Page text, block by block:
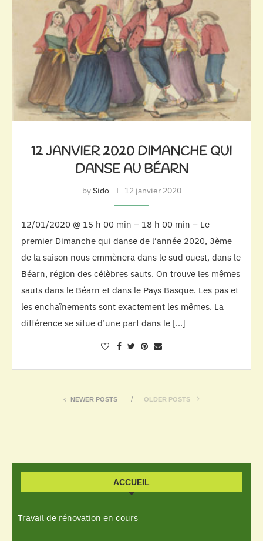
12 JANVIER 2020 DIMANCHE QUI
DANSE AU BÉARN
bySido 12 janvier 2020
12/01/2020 @ 15 h 00 min – 18 h 00 min – Le
premier Dimanche qui danse de l’année 2020, 3ème
de la saison nous emmènera dans le sud ouest, dans le
Béarn, région des célèbres sauts. On trouve les mêmes
sauts dans le Béarn et dans le Pays Basque. Les pas et
les enchaînements sont exactement les mêmes. La
différence se situe d’une part dans le […]
NEWER POSTS OLDER POSTS
ACCUEIL
Travail de rénovation en cours